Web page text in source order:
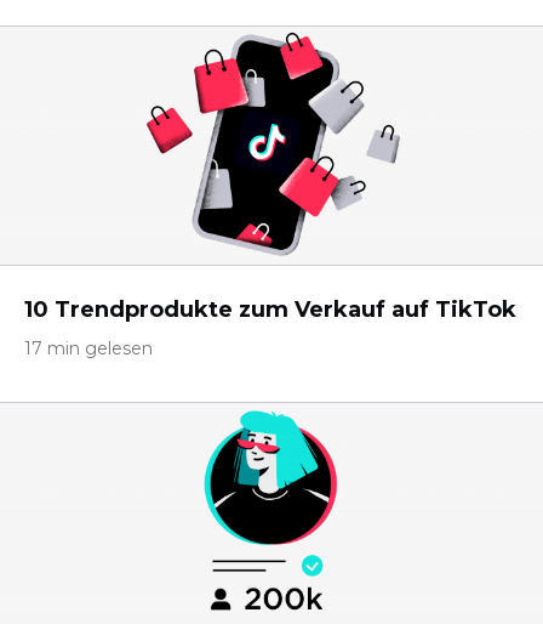
10 Trendprodukte zum Verkauf auf TikTok
17 min gelesen